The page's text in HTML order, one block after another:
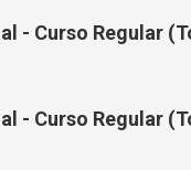
- Curso Regular
- Curso Regular